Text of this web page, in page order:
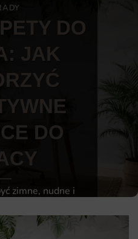
DO
JAK
DO
zimne, nudne i
pracy jak [...]